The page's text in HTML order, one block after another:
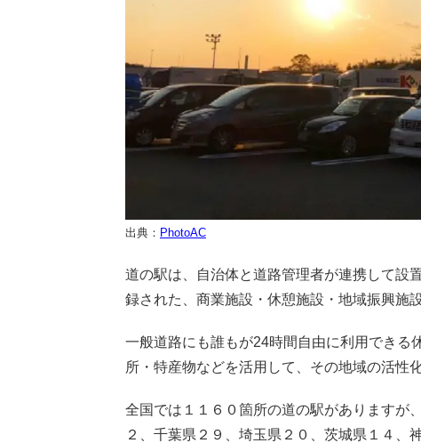
出典： PhotoAC
道の駅は、自治体と道路管理者が連携して設
録された、商業施設・休憩施設・地域振興施
一般道路にも誰もが24時間自由に利用できる
所・特産物などを活用して、その地域の活性
全国では１１６０箇所の道の駅がありますが
２、千葉県２９、埼玉県２０、茨城県１４、